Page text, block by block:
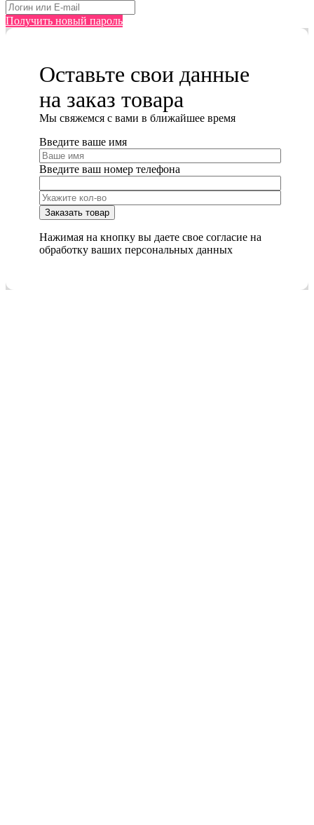
Получить новый пароль
Оставьте свои данные
на заказ товара
Мы cвяжемся с вами в ближайшее время
Введите ваше имя
Введите ваш номер телефона
Нажимая на кнопку вы даете свое согласие на
обработку ваших персональных данных